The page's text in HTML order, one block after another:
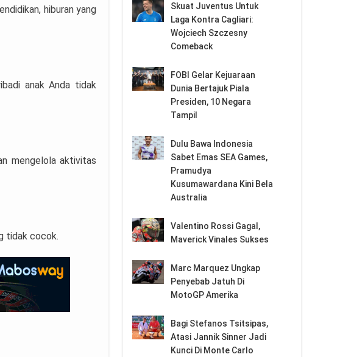
hiburan yang
anak Anda tidak
mengelola aktivitas
tidak cocok.
Skuat Juventus Untuk
Laga Kontra Cagliari:
Wojciech Szczesny
Comeback
FOBI Gelar Kejuaraan
Dunia Bertajuk Piala
Presiden, 10 Negara
Tampil
Dulu Bawa Indonesia
Sabet Emas SEA Games,
Pramudya
Kusumawardana Kini Bela
Australia
Valentino Rossi Gagal,
Maverick Vinales Sukses
Marc Marquez Ungkap
Penyebab Jatuh Di
MotoGP Amerika
Bagi Stefanos Tsitsipas,
Atasi Jannik Sinner Jadi
Kunci Di Monte Carlo